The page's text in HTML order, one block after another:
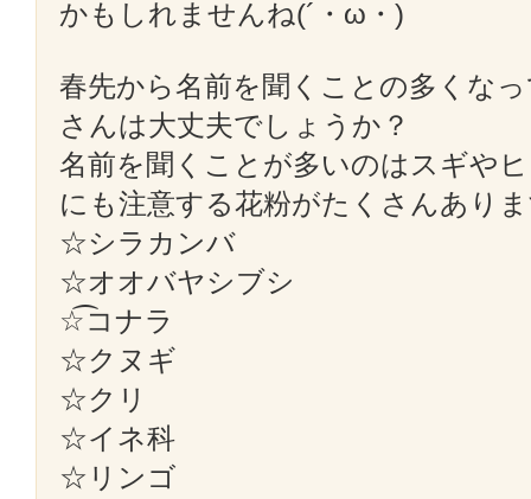
かもしれませんね(´・ω・)
春先から名前を聞くことの多くな
さんは大丈夫でしょうか？
名前を聞くことが多いのはスギや
にも注意する花粉がたくさんあり
☆シラカンバ
☆オオバヤシブシ
☆͡コナラ
☆クヌギ
☆クリ
☆イネ科
☆リンゴ